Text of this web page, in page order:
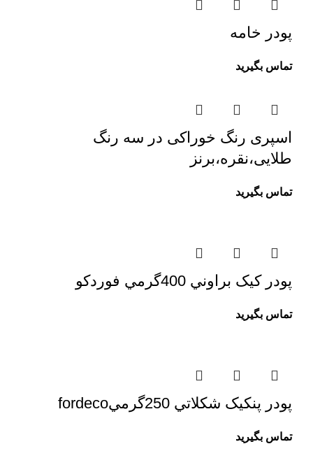
پودر خامه
تماس بگیرید
اسپری رنگ خوراکی در سه رنگ
طلایی،نقره،برنز
تماس بگیرید
پودر کيک براوني 400گرمي فوردکو
تماس بگیرید
پودر پنکيک شکلاتي 250گرميfordeco
تماس بگیرید